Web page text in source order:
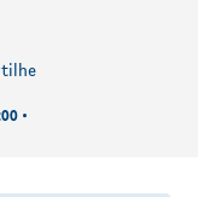
•